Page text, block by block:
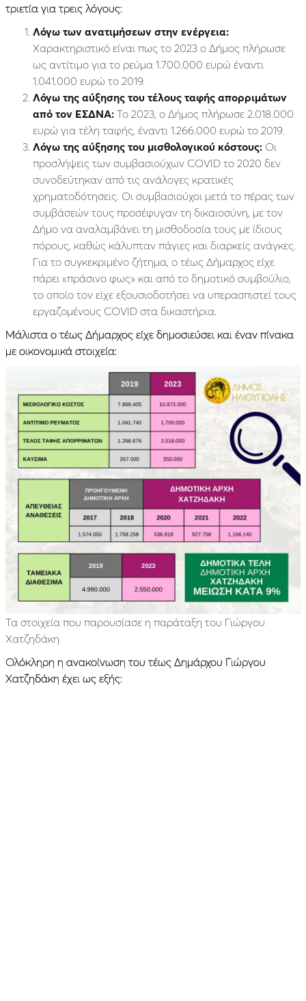
τριετία για τρεις λόγους:
Λόγω των ανατιμήσεων στην ενέργεια:
Χαρακτηριστικό είναι πως το 2023 ο Δήμος πλήρωσε
ως αντίτιμο για το ρεύμα 1.700.000 ευρώ έναντι
1.041.000 ευρώ το 2019.
Λόγω της αύξησης του τέλους ταφής απορριμάτων
από τον ΕΣΔΝΑ: Το 2023, ο Δήμος πλήρωσε 2.018.000
ευρώ για τέλη ταφής, έναντι 1.266.000 ευρώ το 2019.
Λόγω της αύξησης του μισθολογικού κόστους: Οι
προσλήψεις των συμβασιούχων COVID το 2020 δεν
συνοδεύτηκαν από τις ανάλογες κρατικές
χρηματοδότησεις. Οι συμβασιούχοι μετά το πέρας των
συμβάσεών τους προσέφυγαν τη δικαιοσύνη, με τον
Δήμο να αναλαμβάνει τη μισθοδοσία τους με ίδιους
πόρους, καθώς κάλυπταν πάγιες και διαρκείς ανάγκες.
Για το συγκεκριμένο ζήτημα, ο τέως Δήμαρχος είχε
πάρει «πράσινο φως» και από το δημοτικό συμβούλιο,
το οποίο τον είχε εξουσιοδοτήσει να υπερασπιστεί τους
εργαζομένους COVID στα δικαστήρια.
Μάλιστα ο τέως Δήμαρχος είχε δημοσιεύσει και έναν πίνακα
με οικονομικά στοιχεία:
Τα στοιχεία που παρουσίασε η παράταξη του Γιώργου
Χατζηδάκη
Ολόκληρη η ανακοίνωση του τέως Δημάρχου Γιώργου
Χατζηδάκη έχει ως εξής: